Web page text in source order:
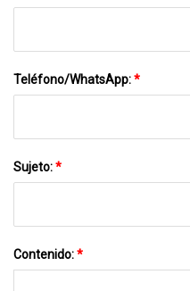
Teléfono/WhatsApp:*
Sujeto:*
Contenido:*